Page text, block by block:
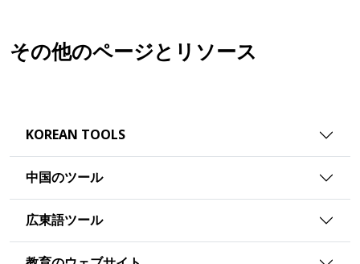
その他のページとリソース
KOREAN TOOLS
中国のツール
広東語ツール